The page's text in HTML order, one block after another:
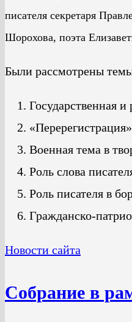
писателя секретаря
Шорохова, поэта
Были рассмотрены
Государственная
Военная тема в
Роль слова
Роль писателя в
Гражданско-
Новости сайта
Собрание в